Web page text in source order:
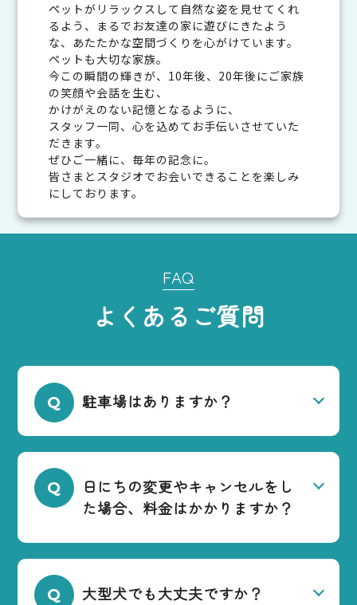
ペットがリラックスして自然な姿を見せてくれ
るよう、まるでお友達の家に遊びにきたよう
な、あたたかな空間づくりを心がけています。
ペットも大切な家族。
今この瞬間の輝きが、10年後、20年後にご家族
の笑顔や会話を生む、
かけがえのない記憶となるように、
スタッフ一同、心を込めてお手伝いさせていた
だきます。
ぜひご一緒に、毎年の記念に。
皆さまとスタジオでお会いできることを楽しみ
にしております。
FAQ
よくあるご質問
駐車場はありますか？
日にちの変更やキャンセルをし
た場合、料金はかかりますか？
大型犬でも大丈夫ですか？